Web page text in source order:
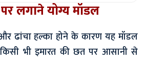
लगाने योग्य मॉडल
ढांचा हल्का होने के कारण यह मॉडल
भी इमारत की छत पर आसानी से